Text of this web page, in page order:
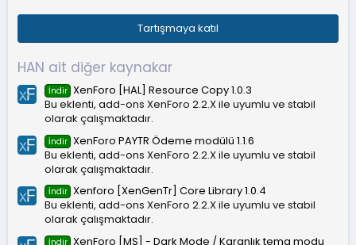
0
l
d
ı
z
Tartışmaya katıl
HAN ait diğer kaynakar
İndir XenForo [HAL] Resource Copy 1.0.3
Bu eklenti, add-ons XenForo 2.2.X ile uyumlu ve stabil
olarak çalışmaktadır.
İndir XenForo PAYTR Ödeme modülü 1.1.6
Bu eklenti, add-ons XenForo 2.2.X ile uyumlu ve stabil
olarak çalışmaktadır.
İndir Xenforo [XenGenTr] Core Library 1.0.4
Bu eklenti, add-ons XenForo 2.2.X ile uyumlu ve stabil
olarak çalışmaktadır.
İndir XenForo [MS] - Dark Mode / Karanlık tema modu